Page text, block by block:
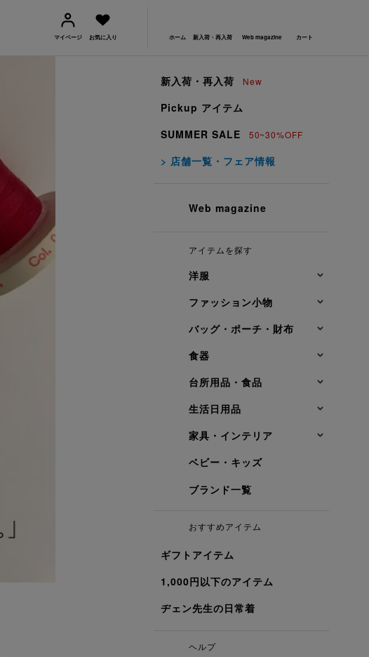
マイページ お気に入り ホーム 新入荷・再入荷 Web magazine カート
新入荷・再入荷 New
Pickup アイテム
SUMMER SALE
50~30%OFF
> 店舗一覧・フェア情報
Web magazine
アイテムを探す
洋服
ファッション小物
バッグ・ポーチ・財布
食器
台所用品・食品
生活日用品
家具・インテリア
ベビー・キッズ
ブランド一覧
おすすめアイテム
ギフトアイテム
1,000円以下のアイテム
ヂェン先生の日常着
ヘルプ